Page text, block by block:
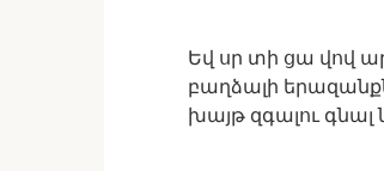
Եվ սր տի ցա վով
բաղձալի
խայթ զգալու գնալ